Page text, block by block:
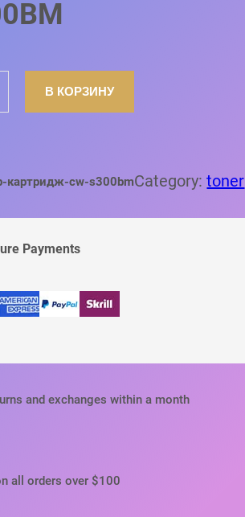
В КОРЗИНУ
картридж-cw-s300bmCategory:toner
Payments
and exchanges within a month
all orders over $100